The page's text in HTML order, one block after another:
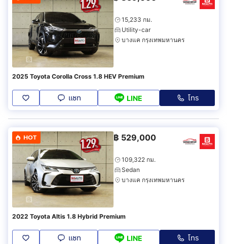
15,233 กม.
Utility-car
บางแค กรุงเทพมหานคร
2025 Toyota Corolla Cross 1.8 HEV Premium
แชท LINE โทร
HOT ฿ 529,000
109,322 กม.
Sedan
บางแค กรุงเทพมหานคร
2022 Toyota Altis 1.8 Hybrid Premium
แชท LINE โทร